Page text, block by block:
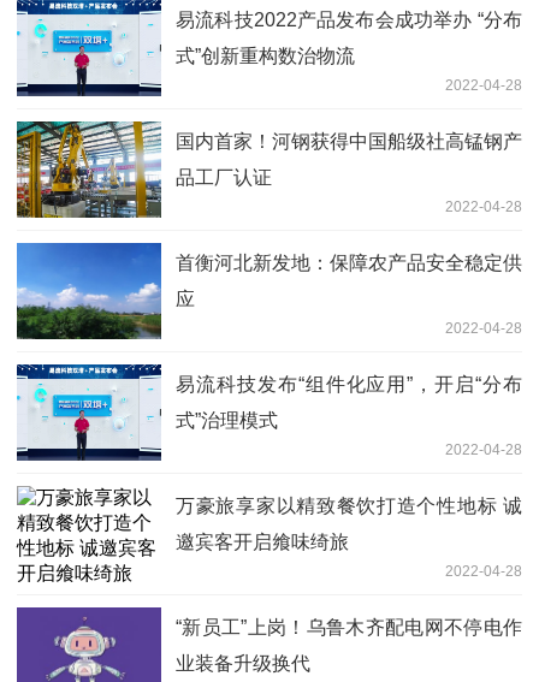
易流科技2022产品发布会成功举办 “分布
式”创新重构数治物流
2022-04-28
国内首家！河钢获得中国船级社高锰钢产
品工厂认证
2022-04-28
首衡河北新发地：保障农产品安全稳定供
应
2022-04-28
易流科技发布“组件化应用”，开启“分布
式”治理模式
2022-04-28
万豪旅享家以精致餐饮打造个性地标 诚
邀宾客开启飨味绮旅
2022-04-28
“新员工”上岗！乌鲁木齐配电网不停电作
业装备升级换代